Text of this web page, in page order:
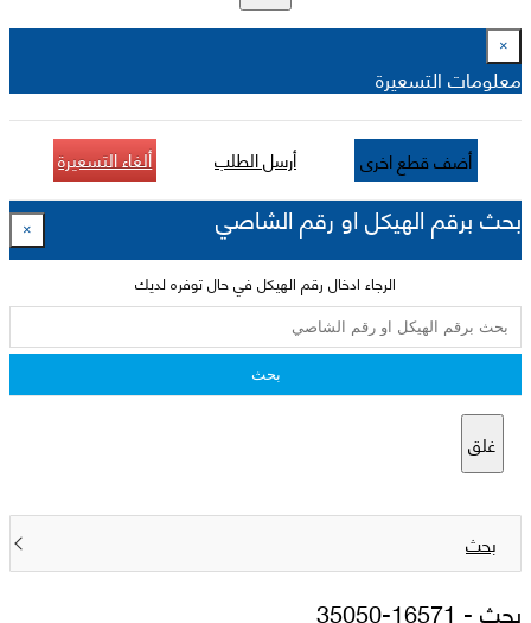
×
معلومات التسعيرة
أضف قطع اخرى أرسل الطلب ألغاء التسعيرة
بحث برقم الهيكل او رقم الشاصي ×
الرجاء ادخال رقم الهيكل في حال توفره لديك
بحث
غلق
بحث
بحث - 16571-35050